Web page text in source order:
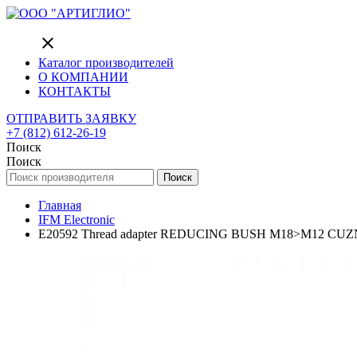
close
Каталог производителей
О КОМПАНИИ
КОНТАКТЫ
ОТПРАВИТЬ ЗАЯВКУ
+7 (812) 612-26-19
Поиск
Поиск
Поиск
Главная
IFM Electronic
E20592 Thread adapter REDUCING BUSH M18>M12